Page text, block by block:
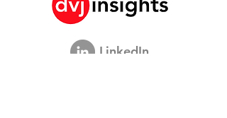
Innovation Creates a
LinkedIn